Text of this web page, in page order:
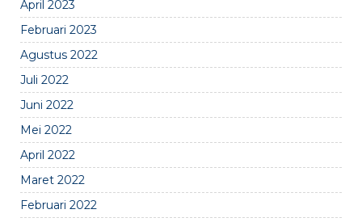
April 2023
Februari 2023
Agustus 2022
Juli 2022
Juni 2022
Mei 2022
April 2022
Maret 2022
Februari 2022